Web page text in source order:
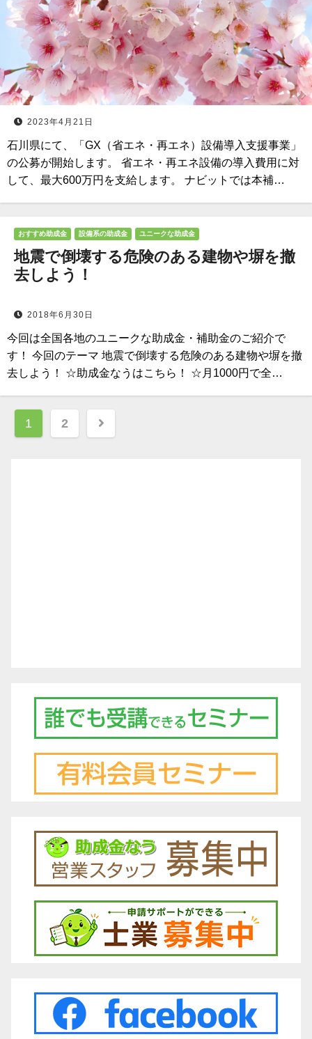
2023年4月21日
石川県にて、「GX（省エネ・再エネ）設備導入支援事業」
の公募が開始します。 省エネ・再エネ設備の導入費用に対
して、最大600万円を支給します。 ナビットでは本補…
おすすめ助成金 設備系の助成金 ユニークな助成金
地震で倒壊する危険のある建物や塀を撤
去しよう！
2018年6月30日
今回は全国各地のユニークな助成金・補助金のご紹介で
す！ 今回のテーマ 地震で倒壊する危険のある建物や塀を撤
去しよう！ ☆助成金なうはこちら！ ☆月1000円で全…
投
稿
1 2